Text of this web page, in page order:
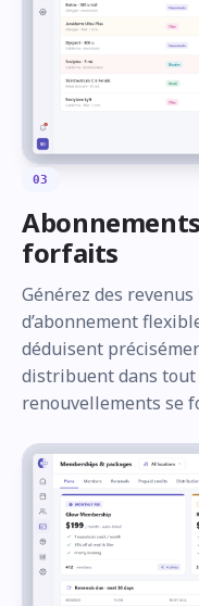
03
forfaits
Générez des
d’abonnement
déduisent
distribuent dans
renouvellements se